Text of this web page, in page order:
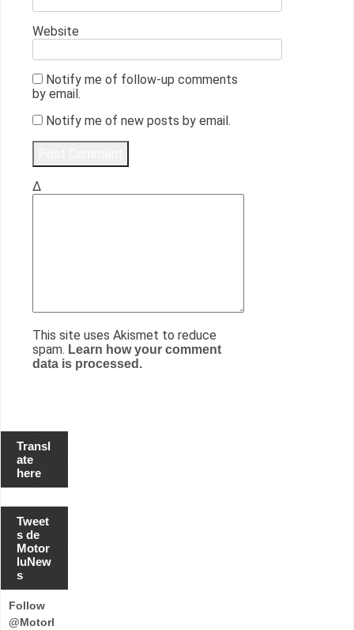
Website
Notify me of follow-up comments
by email.
Notify me of new posts by email.
Δ
This site uses Akismet to reduce
spam. Learn how your comment
data is processed.
Transl
ate
here
Tweet
s de
Motor
luNew
s
Follow
@Motorl